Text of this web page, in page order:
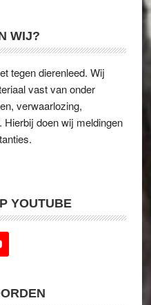
WIJ?
tegen dierenleed. Wij
vast van onder
verwaarlozing,
doen wij meldingen
YOUTUBE